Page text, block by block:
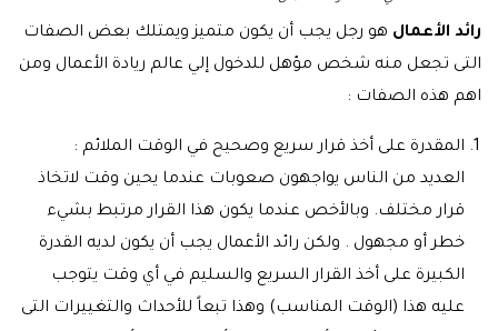
رائد الأعمال هو رجل يجب أن يكون متميز ويمتلك بعض الصفات
التى تجعل منه شخص مؤهل للدخول إلي عالم ريادة الأعمال ومن
اهم هذه الصفات :
المقدرة على أخذ قرار سريع وصحيح في الوقت الملائم :
العديد من الناس يواجهون صعوبات عندما يحين وقت لاتخاذ
قرار مختلف. وبالأخص عندما يكون هذا القرار مرتبط بشيء
خطر أو مجهول . ولكن رائد الأعمال يجب أن يكون لديه القدرة
الكبيرة على أخذ القرار السريع والسليم في أي وقت يتوجب
عليه هذا (الوقت المناسب) وهذا تبعاً للأحداث والتغييرات التى